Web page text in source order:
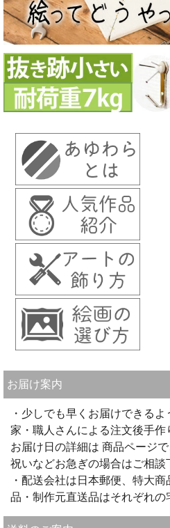
お届け案内
・少しでも早くお届けできる
家・職人さんによる注文後手作
お届け日の詳細は 商品ページ
祝いなどお急ぎの場合はご相談
・配送会社は日本郵便、特大
品・制作元直送品はそれぞれの